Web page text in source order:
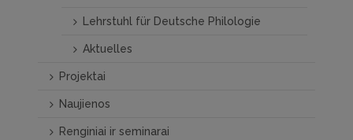
Lehrstuhl für Deutsche Philologie
Aktuelles
Projektai
Naujienos
Renginiai ir seminarai